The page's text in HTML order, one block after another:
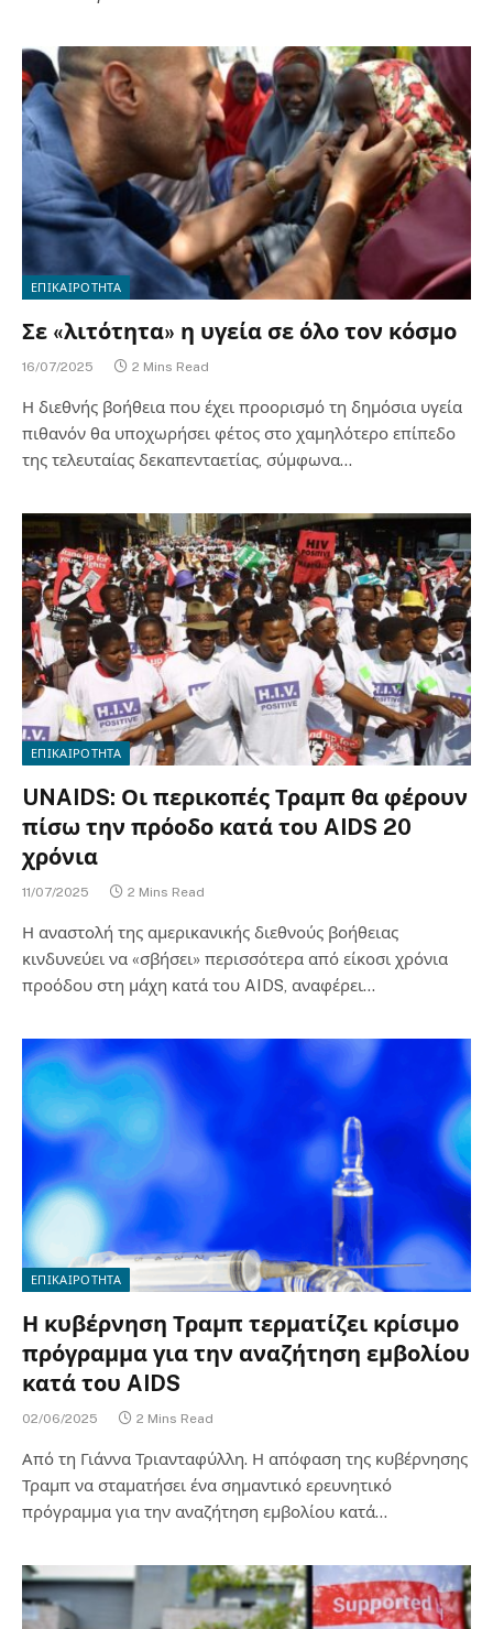
ΕΠΙΚΑΙΡΟΤΗΤΑ
Σε «λιτότητα» η υγεία σε όλο τον κόσμο
16/07/2025 2 Mins Read
Η διεθνής βοήθεια που έχει προορισμό τη δημόσια υγεία
πιθανόν θα υποχωρήσει φέτος στο χαμηλότερο επίπεδο
της τελευταίας δεκαπενταετίας, σύμφωνα…
ΕΠΙΚΑΙΡΟΤΗΤΑ
UNAIDS: Οι περικοπές Τραμπ θα φέρουν
πίσω την πρόοδο κατά του AIDS 20
χρόνια
11/07/2025 2 Mins Read
Η αναστολή της αμερικανικής διεθνούς βοήθειας
κινδυνεύει να «σβήσει» περισσότερα από είκοσι χρόνια
προόδου στη μάχη κατά του AIDS, αναφέρει…
ΕΠΙΚΑΙΡΟΤΗΤΑ
Η κυβέρνηση Τραμπ τερματίζει κρίσιμο
πρόγραμμα για την αναζήτηση εμβολίου
κατά του AIDS
02/06/2025 2 Mins Read
Από τη Γιάννα Τριανταφύλλη. Η απόφαση της κυβέρνησης
Τραμπ να σταματήσει ένα σημαντικό ερευνητικό
πρόγραμμα για την αναζήτηση εμβολίου κατά…